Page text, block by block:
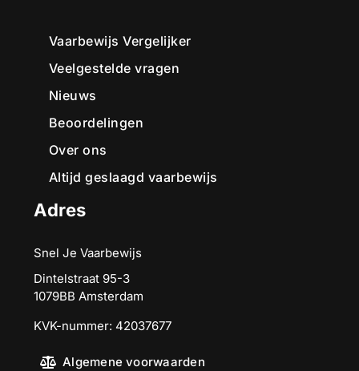
Vaarbewijs Vergelijker
Veelgestelde vragen
Nieuws
Beoordelingen
Over ons
Altijd geslaagd vaarbewijs
Adres
Snel Je Vaarbewijs
Dintelstraat 95-3
1079BB Amsterdam
KVK-nummer: 42037677
Algemene voorwaarden